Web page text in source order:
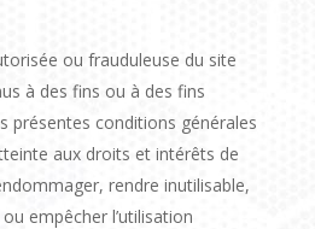
ou frauduleuse du site
à des fins ou à des fins
présentes conditions générales
aux droits et intérêts de
rendre inutilisable,
empêcher l’utilisation